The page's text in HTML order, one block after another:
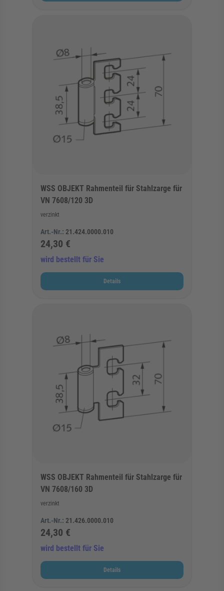
WSS OBJEKT Rahmenteil für Stahlzarge für
VN 7608/120 3D
verzinkt
Art.-Nr.: 21.424.0000.010
24,30 €
wird bestellt für Sie
Details
WSS OBJEKT Rahmenteil für Stahlzarge für
VN 7608/160 3D
verzinkt
Art.-Nr.: 21.426.0000.010
24,30 €
wird bestellt für Sie
Details